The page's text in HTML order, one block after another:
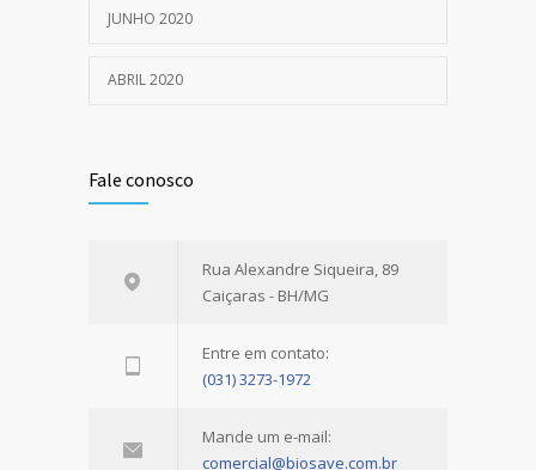
JUNHO 2020
ABRIL 2020
Fale conosco
Rua Alexandre Siqueira, 89
Caiçaras - BH/MG
Entre em contato:
(031) 3273-1972
Mande um e-mail:
comercial@biosave.com.br